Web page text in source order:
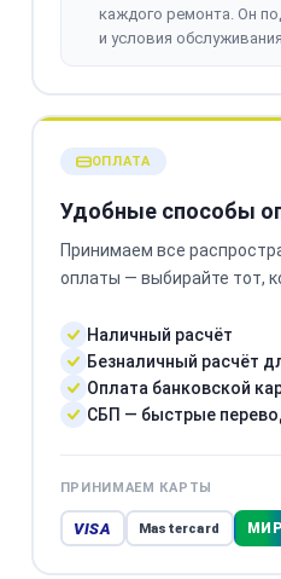
каждого ремонта. Он
и условия
ОПЛАТА
Удобные способы
Принимаем все
оплаты — выбирайте тот,
Наличный расчёт
Безналичный расчёт
Оплата банковской
СБП — быстрые
ПРИНИМАЕМ КАРТЫ
VISA Mastercard МИР